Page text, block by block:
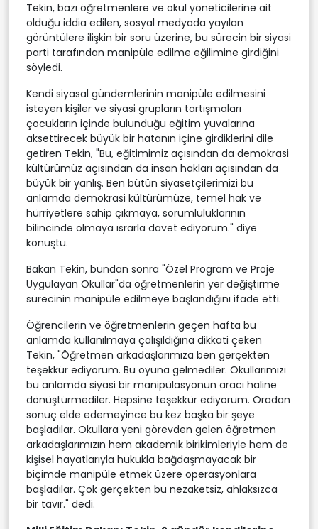
Tekin, bazı öğretmenlere ve okul yöneticilerine ait
olduğu iddia edilen, sosyal medyada yayılan
görüntülere ilişkin bir soru üzerine, bu sürecin bir siyasi
parti tarafından manipüle edilme eğilimine girdiğini
söyledi.
Kendi siyasal gündemlerinin manipüle edilmesini
isteyen kişiler ve siyasi grupların tartışmaları
çocukların içinde bulunduğu eğitim yuvalarına
aksettirecek büyük bir hatanın içine girdiklerini dile
getiren Tekin, "Bu, eğitimimiz açısından da demokrasi
kültürümüz açısından da insan hakları açısından da
büyük bir yanlış. Ben bütün siyasetçilerimizi bu
anlamda demokrasi kültürümüze, temel hak ve
hürriyetlere sahip çıkmaya, sorumluluklarının
bilincinde olmaya ısrarla davet ediyorum." diye
konuştu.
Bakan Tekin, bundan sonra "Özel Program ve Proje
Uygulayan Okullar"da öğretmenlerin yer değiştirme
sürecinin manipüle edilmeye başlandığını ifade etti.
Öğrencilerin ve öğretmenlerin geçen hafta bu
anlamda kullanılmaya çalışıldığına dikkati çeken
Tekin, "Öğretmen arkadaşlarımıza ben gerçekten
teşekkür ediyorum. Bu oyuna gelmediler. Okullarımızı
bu anlamda siyasi bir manipülasyonun aracı haline
dönüştürmediler. Hepsine teşekkür ediyorum. Oradan
sonuç elde edemeyince bu kez başka bir şeye
başladılar. Okullara yeni görevden gelen öğretmen
arkadaşlarımızın hem akademik birikimleriyle hem de
kişisel hayatlarıyla hukukla bağdaşmayacak bir
biçimde manipüle etmek üzere operasyonlara
başladılar. Çok gerçekten bu nezaketsiz, ahlaksızca
bir tavır." dedi.